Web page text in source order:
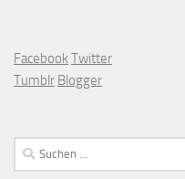
FacebookTwitter
Tumblr Blogger
Suchen
nach: